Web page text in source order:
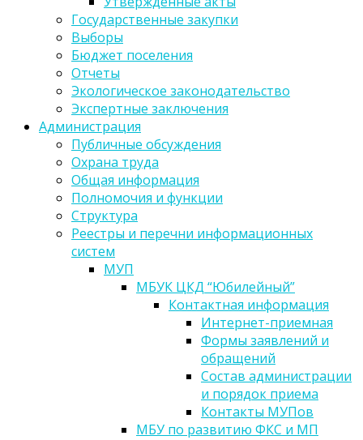
Государственные закупки
Выборы
Бюджет поселения
Отчеты
Экологическое законодательство
Экспертные заключения
Администрация
Публичные обсуждения
Охрана труда
Общая информация
Полномочия и функции
Структура
Реестры и перечни информационных
систем
МУП
МБУК ЦКД “Юбилейный”
Контактная информация
Интернет-приемная
Формы заявлений и
обращений
Состав администрации
и порядок приема
Контакты МУПов
МБУ по развитию ФКС и МП